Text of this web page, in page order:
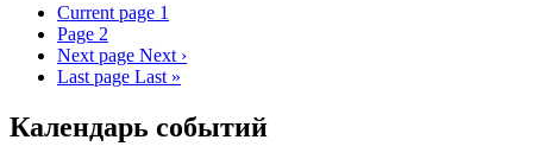
Current page 1
Page 2
Next page Next ›
Last page Last »
Календарь событий